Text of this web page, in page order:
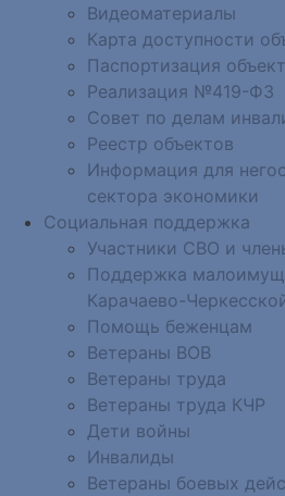
Видеоматериалы
Карта доступности
Паспортизация
Реализация №419-ФЗ
Совет по делам
Реестр объектов
Информация для
сектора экономики
Социальная поддержка
Участники СВО и
Поддержка
Карачаево-
Помощь беженцам
Ветераны ВОВ
Ветераны труда
Ветераны труда КЧР
Дети войны
Инвалиды
Ветераны боевых